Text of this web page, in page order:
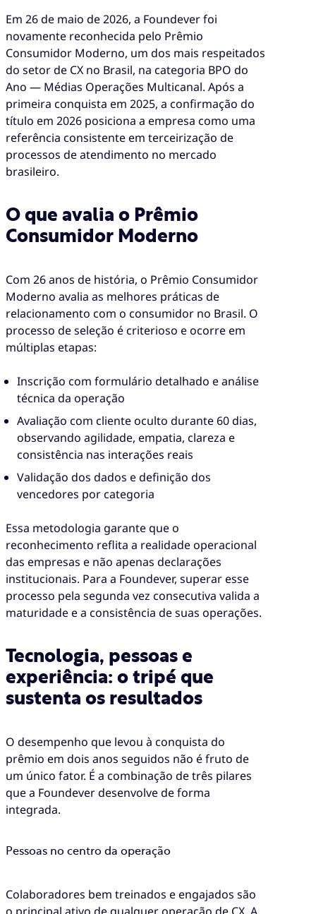
Em 26 de maio de 2026, a Foundever foi
novamente reconhecida pelo Prêmio
Consumidor Moderno, um dos mais respeitados
do setor de CX no Brasil, na categoria BPO do
Ano — Médias Operações Multicanal. Após a
primeira conquista em 2025, a confirmação do
título em 2026 posiciona a empresa como uma
referência consistente em terceirização de
processos de atendimento no mercado
brasileiro.
O que avalia o Prêmio
Consumidor Moderno
Com 26 anos de história, o Prêmio Consumidor
Moderno avalia as melhores práticas de
relacionamento com o consumidor no Brasil. O
processo de seleção é criterioso e ocorre em
múltiplas etapas:
Inscrição com formulário detalhado e análise
técnica da operação
Avaliação com cliente oculto durante 60 dias,
observando agilidade, empatia, clareza e
consistência nas interações reais
Validação dos dados e definição dos
vencedores por categoria
Essa metodologia garante que o
reconhecimento reflita a realidade operacional
das empresas e não apenas declarações
institucionais. Para a Foundever, superar esse
processo pela segunda vez consecutiva valida a
maturidade e a consistência de suas operações.
Tecnologia, pessoas e
experiência: o tripé que
sustenta os resultados
O desempenho que levou à conquista do
prêmio em dois anos seguidos não é fruto de
um único fator. É a combinação de três pilares
que a Foundever desenvolve de forma
integrada.
Pessoas no centro da operação
Colaboradores bem treinados e engajados são